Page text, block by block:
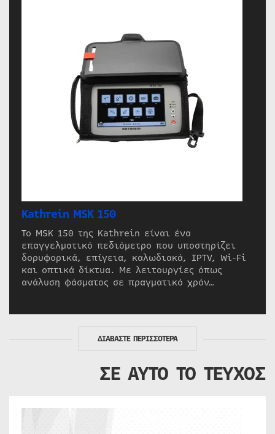
Kathrein MSK 150
Το MSK 150 της Kathrein είναι ένα
επαγγελματικό πεδιόμετρο που υποστηρίζει
δορυφορικά, επίγεια, καλωδιακά, IPTV, Wi-Fi
και οπτικά δίκτυα. Με λειτουργίες όπως
ανάλυση φάσματος σε πραγματικό χρόν…
ΔΙΑΒΑΣΤΕ ΠΕΡΙΣΣΟΤΕΡΑ
ΣΕ ΑΥΤΟ ΤΟ ΤΕΥΧΟΣ